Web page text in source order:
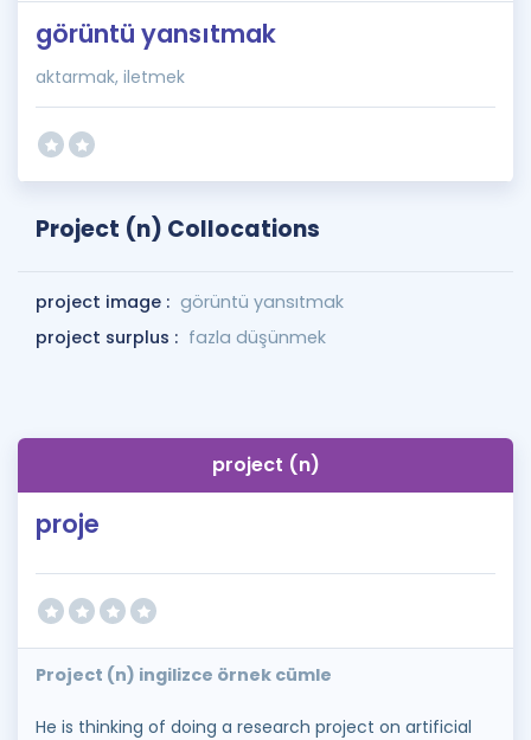
görüntü yansıtmak
aktarmak, iletmek
Project (n) Collocations
project image : görüntü yansıtmak
project surplus : fazla düşünmek
project (n)
proje
Project (n) ingilizce örnek cümle
He is thinking of doing a research project on artificial